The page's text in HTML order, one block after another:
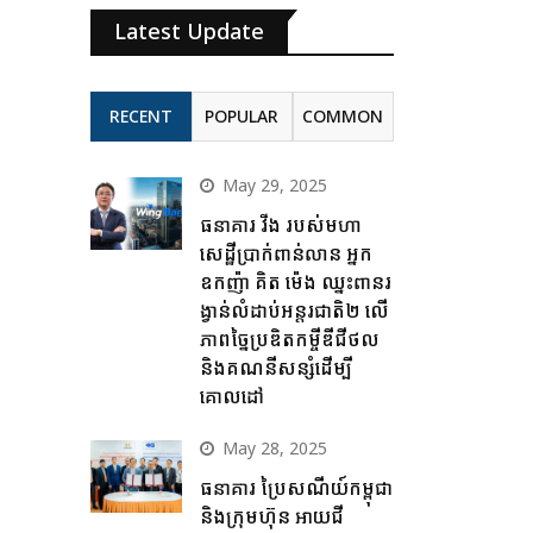
Latest Update
RECENT POPULAR COMMON
May 29, 2025
ធនាគារ វីង របស់មហា
សេដ្ឋីប្រាក់ពាន់លាន អ្នក
ឧកញ៉ា គិត ម៉េង ឈ្នះពានរ
ង្វាន់លំដាប់អន្តរជាតិ២ លើ
ភាពច្នៃប្រឌិតកម្ចីឌីជីថល
និងគណនីសន្សំដើម្បី
គោលដៅ
May 28, 2025
ធនាគារ ប្រៃសណីយ៍កម្ពុជា
និងក្រុមហ៊ុន អាយជី